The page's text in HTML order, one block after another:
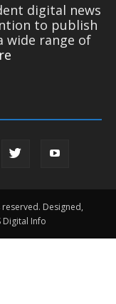
digital news
to publish
wide range of
Designed,
Digital Info